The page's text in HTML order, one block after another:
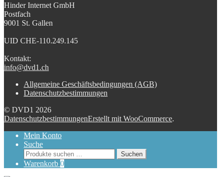
Hinder Internet GmbH
Postfach
9001 St. Gallen
UID CHE-110.249.145
Kontakt:
info@dvd1.ch
Allgemeine Geschäftsbedingungen (AGB)
Datenschutzbestimmungen
© DVD1 2026
DatenschutzbestimmungenErstellt mit WooCommerce.
Mein Konto
Suche
Suchen
nach:
Suchen
Warenkorb 0